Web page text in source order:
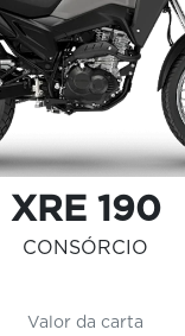
XRE 190
CONSÓRCIO
Valor da carta